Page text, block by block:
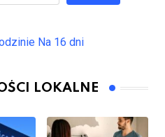
Na 16 dni
LOKALNE